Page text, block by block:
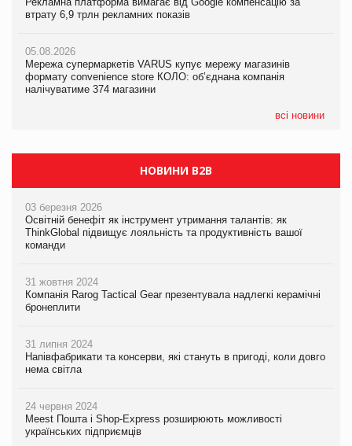
втрату 6,9 трлн рекламних показів
05.08.2026
Мережа супермаркетів VARUS купує мережу магазинів
формату convenience store КОЛО: об’єднана компанія
налічуватиме 374 магазини
всі новини
втрату 6,9 трлн рекламних показів
05.08.2026
Мережа супермаркетів VARUS купує мережу магазинів
формату convenience store КОЛО: об’єднана компанія
налічуватиме 374 магазини
втрату 6,9 трлн рекламних показів
05.08.2026
Adidas витратила понад $1 млрд на маркетинг за квартал
НОВИНИ B2B
03 березня 2026
Освітній бенефіт як інструмент утримання талантів: як
ThinkGlobal підвищує лояльність та продуктивність вашої
команди
31 жовтня 2024
Компанія Rarog Tactical Gear презентувала надлегкі керамічні
бронеплити
31 липня 2024
Напівфабрикати та консерви, які стануть в пригоді, коли довго
нема світла
24 червня 2024
Meest Пошта і Shop-Express розширюють можливості
українських підприємців